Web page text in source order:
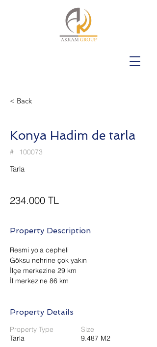
< Back
Konya Hadim de tarla
# 100073
Tarla
234.000 TL
Property Description
Resmi yola cepheli
Göksu nehrine çok yakın
İlçe merkezine 29 km
İl merkezine 86 km
Property Details
Property Type
Tarla
Size
9.487 M2